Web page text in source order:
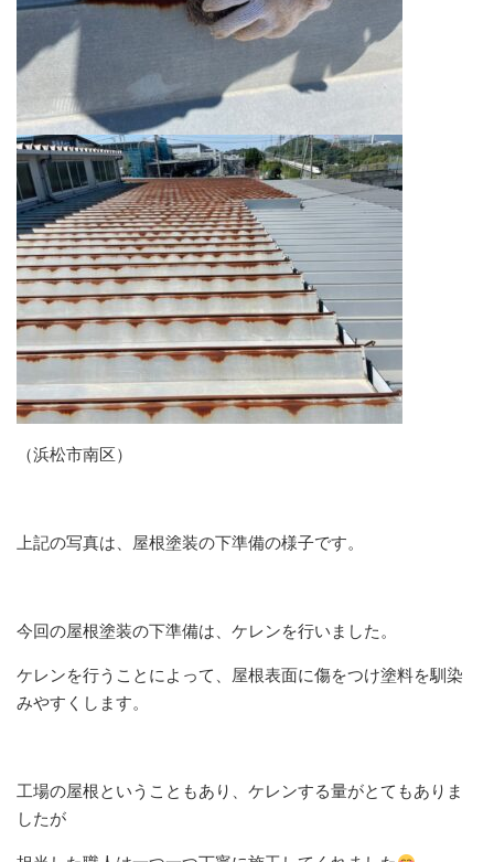
（浜松市南区）
上記の写真は、屋根塗装の下準備の様子です。
今回の屋根塗装の下準備は、ケレンを行いました。
ケレンを行うことによって、屋根表面に傷をつけ塗料を馴染
みやすくします。
工場の屋根ということもあり、ケレンする量がとてもありま
したが